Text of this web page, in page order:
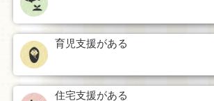
育児支援がある
住宅支援がある